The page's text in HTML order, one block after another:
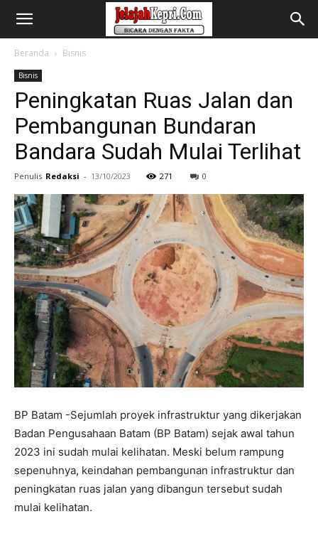
Beranda Bisnis
Bisnis
Peningkatan Ruas Jalan dan
Pembangunan Bundaran
Bandara Sudah Mulai Terlihat
Penulis Redaksi - 13/10/2023 271 0
BP Batam -Sejumlah proyek infrastruktur yang dikerjakan
Badan Pengusahaan Batam (BP Batam) sejak awal tahun
2023 ini sudah mulai kelihatan. Meski belum rampung
sepenuhnya, keindahan pembangunan infrastruktur dan
peningkatan ruas jalan yang dibangun tersebut sudah
mulai kelihatan.